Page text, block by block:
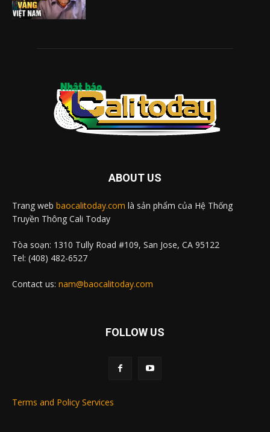
ABOUT US
Trang web baocalitoday.com là sản phẩm của Hệ Thống
Truyền Thông Cali Today
Tòa soạn: 1310 Tully Road #109, San Jose, CA 95122
Tel: (408) 482-6527
Contact us: nam@baocalitoday.com
FOLLOW US
Terms and Policy Services